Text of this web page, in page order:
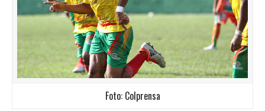
Foto: Colprensa